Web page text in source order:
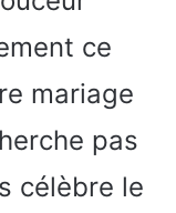
ce
mariage
pas
célèbre le